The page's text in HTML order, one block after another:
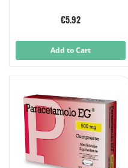
Syrup Without
€5.92
Add to Cart